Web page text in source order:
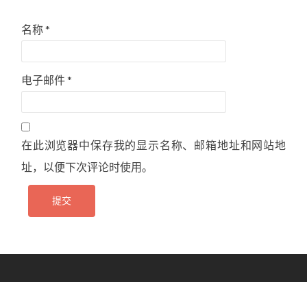
名称 *
电子邮件*
在此浏览器中保存我的显示名称、邮箱地址和网站地
址，以便下次评论时使用。